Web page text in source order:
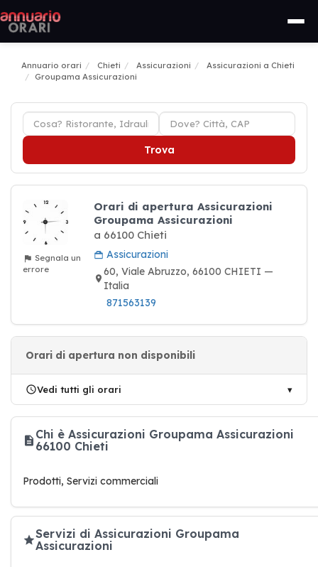
Annuario orari Chieti Assicurazioni
Assicurazioni a Chieti
Groupama Assicurazioni
Trova
Segnala un
errore
Orari di apertura Assicurazioni
Groupama Assicurazioni
a 66100 Chieti
Assicurazioni
60, Viale Abruzzo, 66100 CHIETI —
Italia
871563139
Orari di apertura non disponibili
Vedi tutti gli orari
Chi è Assicurazioni Groupama Assicurazioni
66100 Chieti
Prodotti, Servizi commerciali
Servizi di Assicurazioni Groupama
Assicurazioni